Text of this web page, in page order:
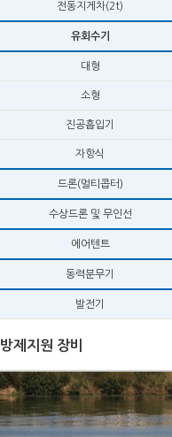
전동지게차(2t)
유회수기
대형
소형
진공흡입기
자항식
드론(멀티콥터)
수상드론 및 무인선
에어텐트
동력분무기
발전기
방제지원 장비